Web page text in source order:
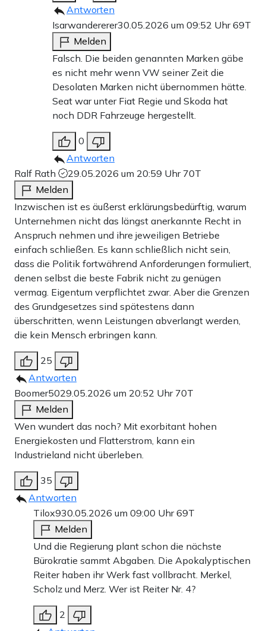
Antworten
Isarwandererer30.05.2026 um 09:52 Uhr69T
Melden
Falsch. Die beiden genannten Marken gäbe
es nicht mehr wenn VW seiner Zeit die
Desolaten Marken nicht übernommen hätte.
Seat war unter Fiat Regie und Skoda hat
noch DDR Fahrzeuge hergestellt.
0
Antworten
Ralf Rath
29.05.2026 um 20:59 Uhr 70T
Melden
Inzwischen ist es äußerst erklärungsbedürftig, warum
Unternehmen nicht das längst anerkannte Recht in
Anspruch nehmen und ihre jeweiligen Betriebe
einfach schließen. Es kann schließlich nicht sein,
dass die Politik fortwährend Anforderungen formuliert,
denen selbst die beste Fabrik nicht zu genügen
vermag. Eigentum verpflichtet zwar. Aber die Grenzen
des Grundgesetzes sind spätestens dann
überschritten, wenn Leistungen abverlangt werden,
die kein Mensch erbringen kann.
25
Antworten
Boomer5029.05.2026 um 20:52 Uhr 70T
Melden
Wen wundert das noch? Mit exorbitant hohen
Energiekosten und Flatterstrom, kann ein
Industrieland nicht überleben.
35
Antworten
Tilox930.05.2026 um 09:00 Uhr69T
Melden
Und die Regierung plant schon die nächste
Bürokratie sammt Abgaben. Die Apokalyptischen
Reiter haben ihr Werk fast vollbracht. Merkel,
Scholz und Merz. Wer ist Reiter Nr. 4?
2